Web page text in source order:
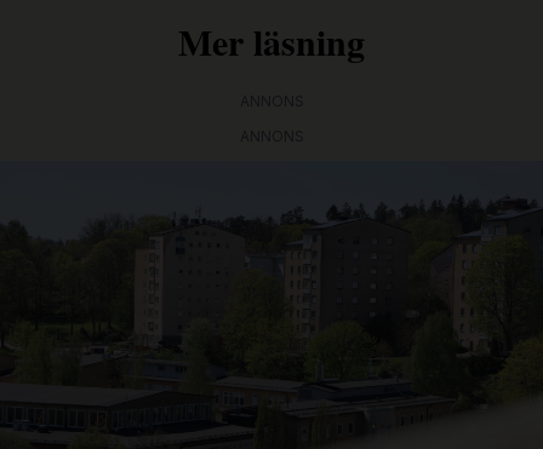
Mer läsning